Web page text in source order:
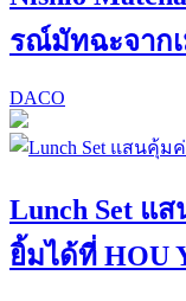
รณ์มัทฉะจาก
DACO
Lunch Set แ
ยิ้มได้ที่ HOU